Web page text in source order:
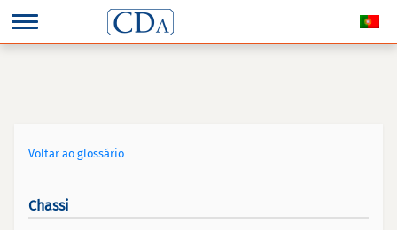
Voltar ao glossário
Chassi